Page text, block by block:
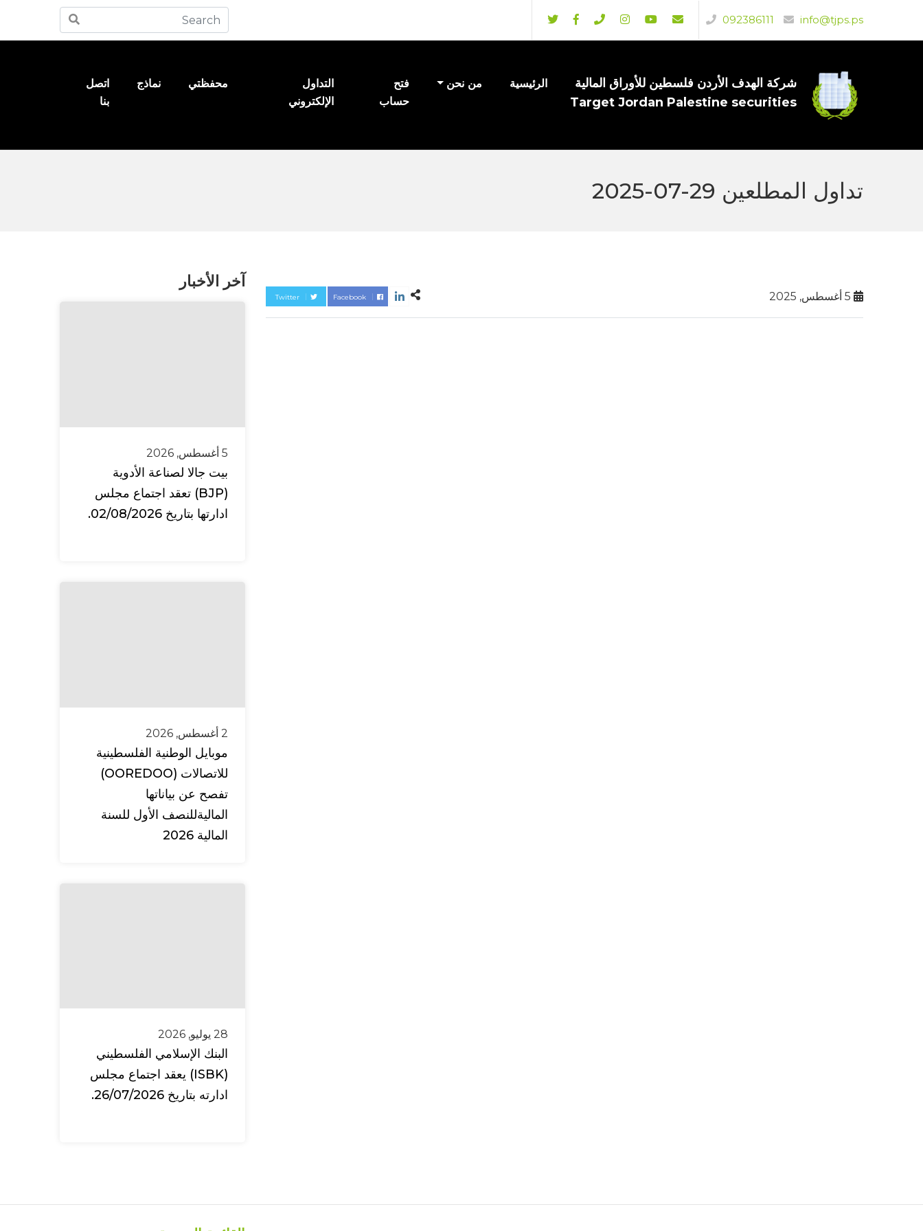
info@tjps.ps
092386111
شركة الهدف الأردن فلسطين للأوراق المالية
Target Jordan Palestine securities
الرئيسية من نحن
فتح
حساب
التداول
الإلكتروني
محفظتي نماذج
اتصل
بنا
تداول المطلعين 29-07-2025
Twitter Facebook
آخر الأخبار
5 أغسطس, 2026
بيت جالا لصناعة الأدوية
(BJP) تعقد اجتماع مجلس
ادارتها بتاريخ 02/08/2026.
2 أغسطس, 2026
موبايل الوطنية الفلسطينية
للاتصالات (OOREDOO)
تفصح عن بياناتها
الماليةللنصف الأول للسنة
المالية 2026
28 يوليو, 2026
البنك الإسلامي الفلسطيني
(ISBK) يعقد اجتماع مجلس
ادارته بتاريخ 26/07/2026.